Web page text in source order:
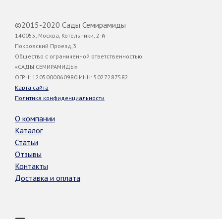
©2015-2020 Сады Семирамиды
140055, Москва, Котельники, 2-й
Покровский Проезд,3
Общество с ограниченной ответственностью
«САДЫ СЕМИРАМИДЫ»
ОГРН: 1205000060980 ИНН: 5027287582
Карта сайта
Политика конфиденциальности
О компании
Каталог
Статьи
Отзывы
Контакты
Доставка и оплата